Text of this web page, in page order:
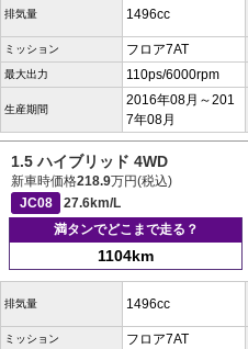
排気量 1496cc
ミッション フロア7AT
最大出力 110ps/6000rpm
生産期間
2016年08月～201
7年08月
1.5 ハイブリッド 4WD
新車時価格218.9万円(税込)
JC08
27.6km/L
満タンでどこまで走る？
1104km
排気量 1496cc
ミッション フロア7AT